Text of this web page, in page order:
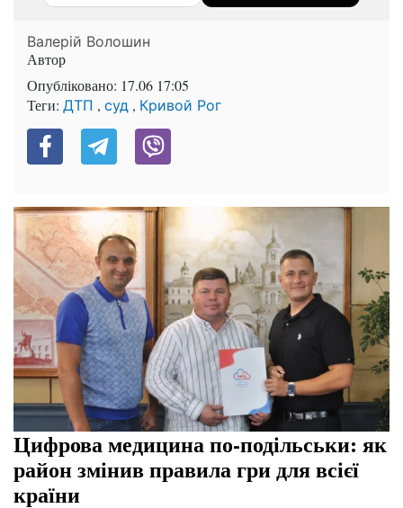
Валерій Волошин
Автор
Опубліковано: 17.06 17:05
Теги: ДТП , суд , Кривой Рог
Цифрова медицина по-подільськи: як
район змінив правила гри для всієї
країни